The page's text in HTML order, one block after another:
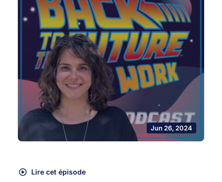
Jun 26, 2024
Lire cet épisode